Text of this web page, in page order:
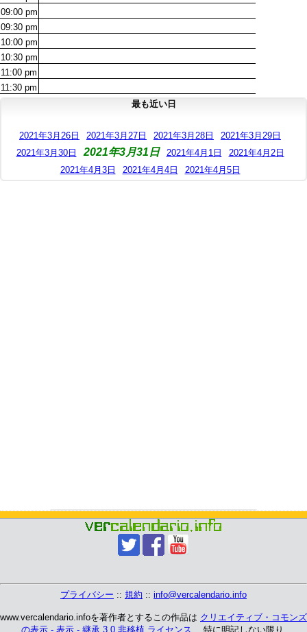
09:00 pm
09:30 pm
10:00 pm
10:30 pm
11:00 pm
11:30 pm
最も近い日
2021年3月26日 2021年3月27日 2021年3月28日
2021年3月29日
2021年3月30日
2021年3月31日 2021年4月1日
2021年4月2日
2021年4月3日
2021年4月4日 2021年4月5日
プライバシー :: 規約 :: info@vercalendario.info
www.vercalendario.infoを著作者とするこの作品は クリエイティブ・コモンズ
の表示 - 表示 - 継承 3.0 非移植 ライセンス 、 特に明記しない限り.